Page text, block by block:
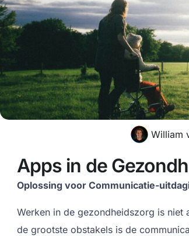
William
Apps in de
Oplossing voor Communicatie-
Werken in de gezondheidszorg is niet
de grootste obstakels is de